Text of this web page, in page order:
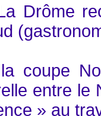
Drôme
coupe
entre le
» au